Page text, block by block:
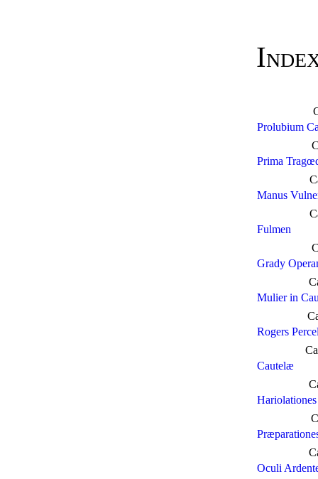
Prolubium
Prima
Manus
Fulmen
Grady
Mulier in
Rogers
Cautelæ
Oculi